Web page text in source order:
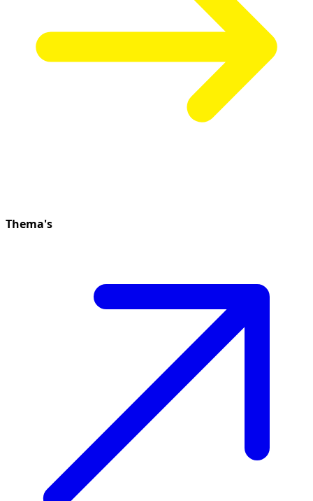
Thema's